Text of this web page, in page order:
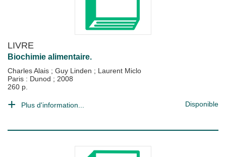
LIVRE
Biochimie alimentaire.
Charles Alais ; Guy Linden ; Laurent Miclo
Paris : Dunod ; 2008
260 p.
Plus d'information... Disponible